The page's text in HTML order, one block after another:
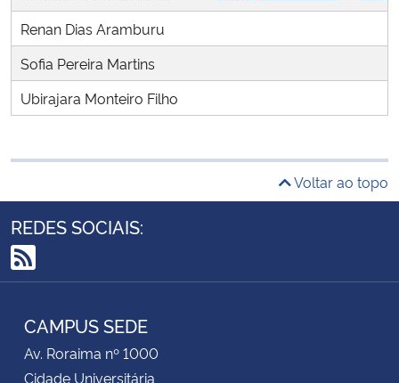
Secretaria-Geral
Secretaria de Governo
Gabinete de Segurança Institucional
Advocacia-Geral da União
Planalto
Renan Dias Aramburu
Sofia Pereira Martins
Ubirajara Monteiro Filho
Voltar ao topo
REDES SOCIAIS:
RSS
CAMPUS SEDE
Av. Roraima nº 1000
Cidade Universitária